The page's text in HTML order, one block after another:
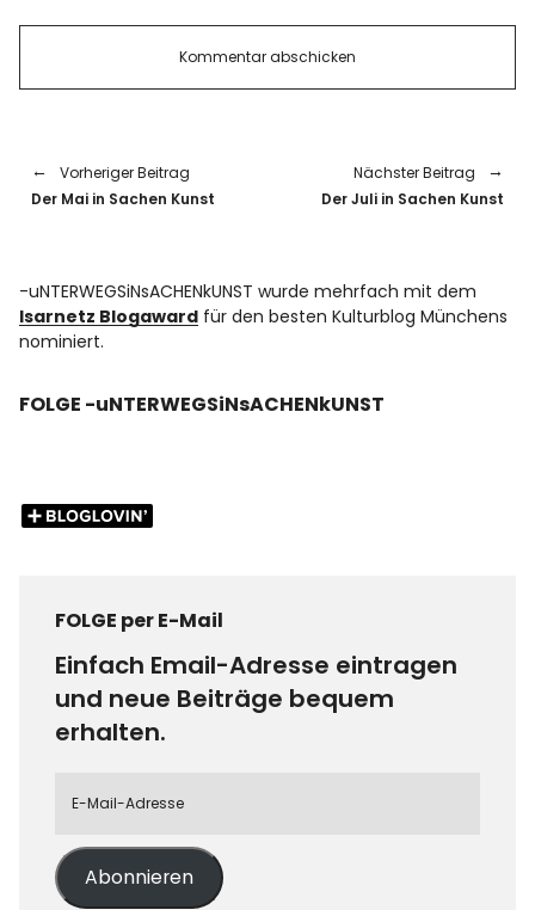
Vorheriger Beitrag
Der Mai in Sachen Kunst
Nächster Beitrag
Der Juli in Sachen Kunst
-uNTERWEGSiNsACHENkUNST wurde mehrfach mit dem
Isarnetz Blogaward für den besten Kulturblog Münchens
nominiert.
FOLGE -uNTERWEGSiNsACHENkUNST
FOLGE per E-Mail
Einfach Email-Adresse eintragen
und neue Beiträge bequem
erhalten.
Abonnieren